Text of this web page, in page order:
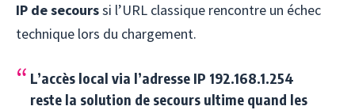
IP de secourssi l’URL classique rencontre un échec
technique lors du chargement.
L’accès local via l’adresse IP 192.168.1.254
reste la solution de secours ultime quand les